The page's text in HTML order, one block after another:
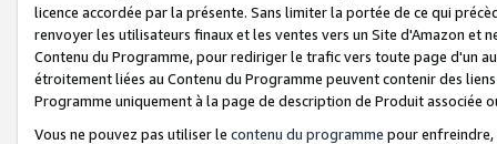
licence accordée par la présente. Sans limiter la portée de ce qui
renvoyer les utilisateurs finaux et les ventes vers un Site d'Amazon et
Contenu du Programme, pour rediriger le trafic vers toute page d'un
étroitement liées au Contenu du Programme peuvent contenir des
Programme uniquement à la page de description de Produit associée
Vous ne pouvez pas utiliser le contenu du programme pour